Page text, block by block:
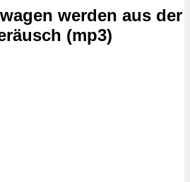
werden aus der
(mp3)